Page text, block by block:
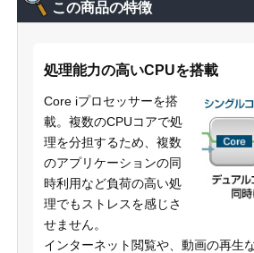
この商品の特徴
処理能力の高いCPUを搭載
Core iプロセッサーを搭
載。複数のCPUコアで処
理を分担するため、複数
のアプリケーションの同
時利用など負荷の高い処
理でもストレスを感じさ
せません。
インターネット閲覧や、動画の再生